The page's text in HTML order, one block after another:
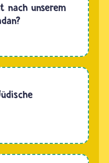
nach unserem